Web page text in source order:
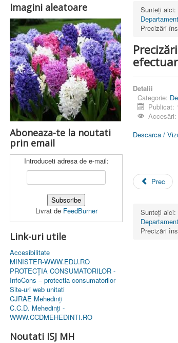
Imagini aleatoare
Aboneaza-te la noutati
prin email
Introduceti adresa de e-mail:
Livrat de FeedBurner
Link-uri utile
Accesibilitate
MINISTER-WWW.EDU.RO
PROTECȚIA CONSUMATORILOR -
InfoCons – protectia consumatorilor
Site-uri web unitati
CJRAE Mehedinți
C.C.D. Mehedinţi -
WWW.CCDMEHEDINTI.RO
Noutati ISJ MH
Sunteți aici:
Precizări
Detalii
Categorie:
Publicat:
Accesări:
Descarca /
Prec
Sunteți aici:
Precizări